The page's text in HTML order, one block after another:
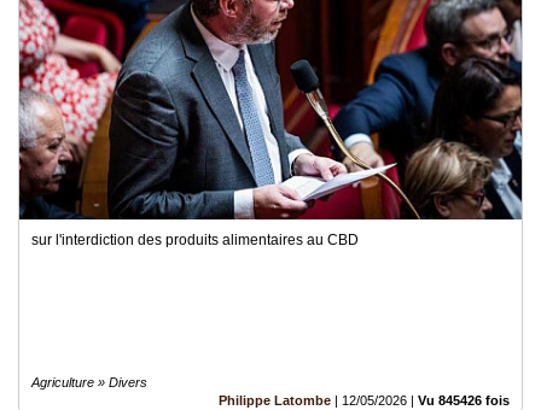
sur l'interdiction des produits alimentaires au CBD
Agriculture » Divers
Philippe Latombe | 12/05/2026 | Vu 845426 fois